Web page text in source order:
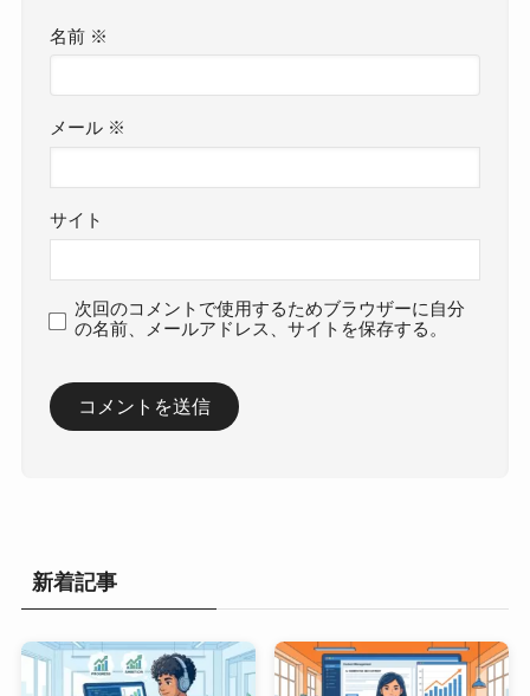
名前 ※
メール ※
サイト
次回のコメントで使用するためブラウザーに自分
の名前、メールアドレス、サイトを保存する。
新着記事